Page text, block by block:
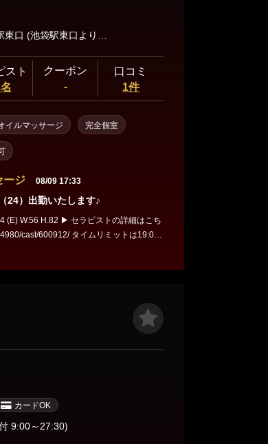
スト
クーポン
-
口コミ
1件
イルマッサージ 完全個室
ージ 08/09 17:33
24）出勤いたします♪
ラピストの詳細はこち
タイムリミットは19:00
カードOK
9:00～27:30)